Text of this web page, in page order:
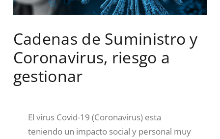
Cadenas de Suministro y
Coronavirus, riesgo a
gestionar
El virus Covid-19 (Coronavirus) esta
teniendo un impacto social y personal muy